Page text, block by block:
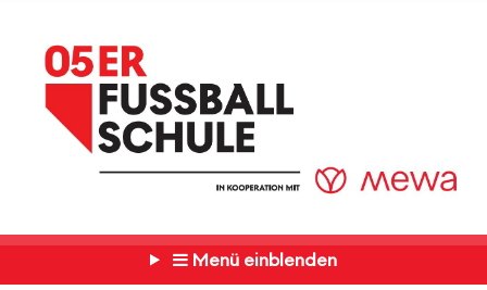
Menü einblenden